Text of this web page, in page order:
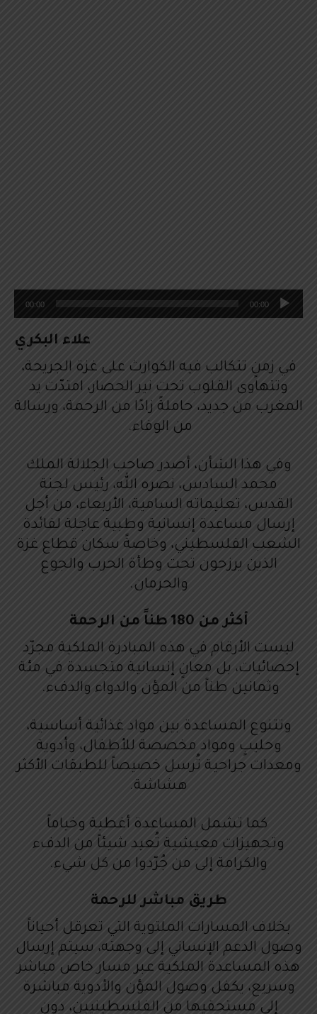
م
ش
ل
ا
ص
و
ت
00:00
00:00
علاء البكري
في زمنٍ تتكالب فيه الكوارث على غزة الجريحة،
وتتهاوى القلوب تحت نير الحصار، امتدّت يد
المغرب من جديد، حاملةً زادًا من الرحمة، ورسالة
من الوفاء.
وفي هذا الشأن، أصدر صاحب الجلالة الملك
محمد السادس، نصره الله، رئيس لجنة
القدس، تعليماته السامية، الأربعاء، من أجل
إرسال مساعدة إنسانية وطبية عاجلة لفائدة
الشعب الفلسطيني، وخاصةً سكان قطاع غزة
الذين يرزحون تحت وطأة الحرب والجوع
والحرمان.
أكثر من 180 طناً من الرحمة
ليست الأرقام في هذه المبادرة الملكية مجرّد
إحصائيات، بل معانٍ إنسانية متجسدة في مئة
وثمانين طناً من المؤن والدواء والدفء.
وتتنوع المساعدة بين مواد غذائية أساسية،
وحليبٍ ومواد مخصصة للأطفال، وأدوية
ومعدات جراحية تُرسل خصيصاً للطبقات الأكثر
هشاشة.
كما تشمل المساعدة أغطية وخياماً
وتجهيزات معيشية تُعيد شيئاً من الدفء
والكرامة إلى من جُرّدوا من كل شيء.
طريق مباشر للرحمة
بخلاف المسارات الملتوية التي تعرقل أحياناً
وصول الدعم الإنساني إلى وجهته، سيتم إرسال
هذه المساعدة الملكية عبر مسار خاص مباشر
وسريع، يكفل وصول المؤن والأدوية مباشرة
إلى مستحقيها من الفلسطينيين، دون